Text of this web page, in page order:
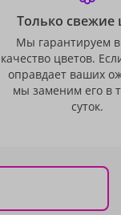
Только свежие
Мы гарантируем
качество цветов.
оправдает ваших
мы заменим его в
суток.